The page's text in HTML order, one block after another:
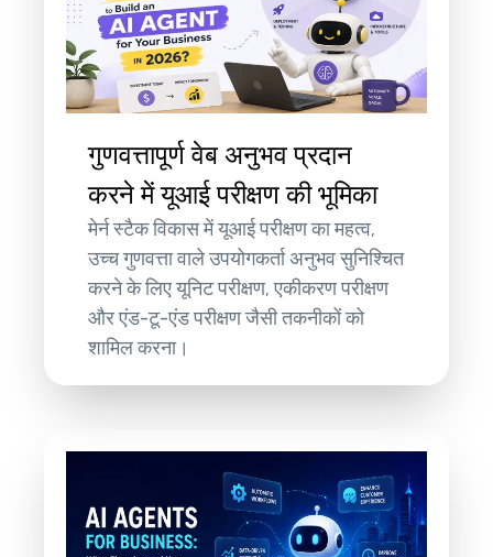
गुणवत्तापूर्ण वेब अनुभव प्रदान
करने में यूआई परीक्षण की भूमिका
मेर्न स्टैक विकास में यूआई परीक्षण का महत्व,
उच्च गुणवत्ता वाले उपयोगकर्ता अनुभव सुनिश्चित
करने के लिए यूनिट परीक्षण, एकीकरण परीक्षण
और एंड-टू-एंड परीक्षण जैसी तकनीकों को
शामिल करना।